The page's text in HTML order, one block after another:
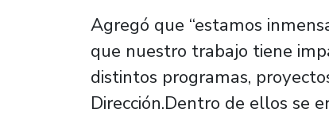
Agregó que “estamos
que nuestro trabajo tiene
distintos programas,
Dirección.Dentro de ellos se